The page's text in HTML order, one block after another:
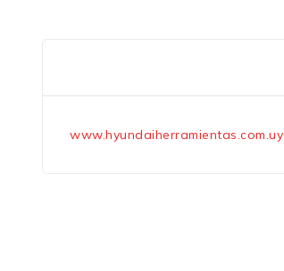
www.hyundaiherramientas.com.uy